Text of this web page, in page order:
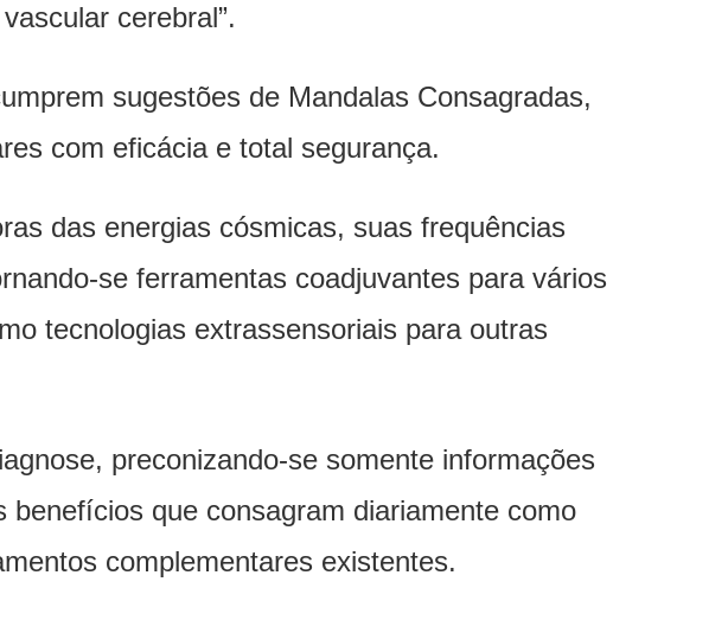
cerebral”.
sugestões de Mandalas Consagradas,
com eficácia e total segurança.
das energias cósmicas, suas frequências
se ferramentas coadjuvantes para vários
tecnologias extrassensoriais para outras
preconizando-se somente informações
que consagram diariamente como
complementares existentes.